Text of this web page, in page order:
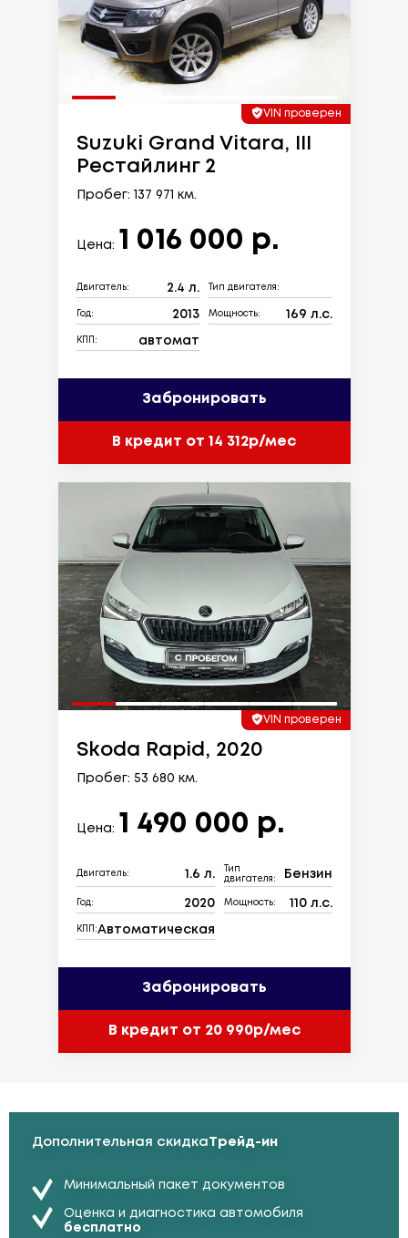
VIN проверен
Suzuki Grand Vitara, III
Рестайлинг 2
Пробег: 137 971 км.
Цена: 1 016 000 р.
Двигатель: 2.4 л. Тип двигателя:
Год: 2013 Мощность: 169 л.с.
КПП: автомат
Забронировать
В кредит от 14 312р/мес
VIN проверен
Skoda Rapid, 2020
Пробег: 53 680 км.
Цена: 1 490 000 р.
Двигатель: 1.6 л.
Тип
двигателя:
Бензин
Год: 2020 Мощность: 110 л.с.
КПП:Автоматическая
Забронировать
В кредит от 20 990р/мес
Дополнительная скидкаТрейд-ин
Минимальный пакет документов
Оценка и диагностика автомобиля
бесплатно